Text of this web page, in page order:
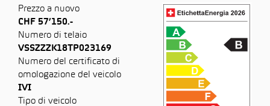
Prezzo a nuovo
CHF 57’150.-
Numero di telaio
VSSZZZK18TP023169
Numero del certificato di
omologazione del veicolo
IVI
Tipo di veicolo